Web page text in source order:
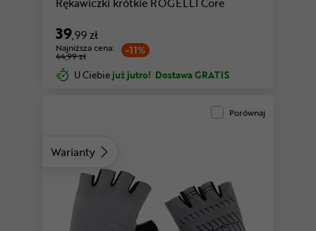
39,99 zł
-11%
Najniższa cena:
44,99 zł
U Ciebie już jutro! Dostawa GRATIS
Warianty
Porównaj